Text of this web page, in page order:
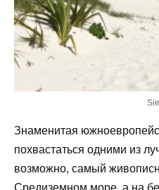
Знаменитая
похвастаться одними из
возможно, самый